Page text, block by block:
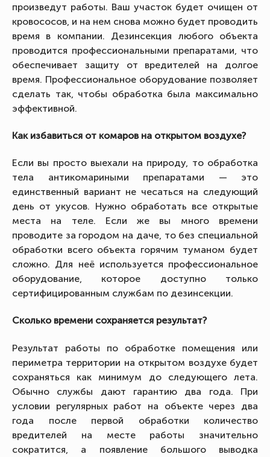
произведут работы. Ваш участок будет очищен от
кровососов, и на нем снова можно будет проводить
время в компании. Дезинсекция любого объекта
проводится профессиональными препаратами, что
обеспечивает защиту от вредителей на долгое
время. Профессиональное оборудование позволяет
сделать так, чтобы обработка была максимально
эффективной.
Как избавиться от комаров на открытом воздухе?
Если вы просто выехали на природу, то обработка
тела антикомариными препаратами — это
единственный вариант не чесаться на следующий
день от укусов. Нужно обработать все открытые
места на теле. Если же вы много времени
проводите за городом на даче, то без специальной
обработки всего объекта горячим туманом будет
сложно. Для неё используется профессиональное
оборудование, которое доступно только
сертифицированным службам по дезинсекции.
Сколько времени сохраняется результат?
Результат работы по обработке помещения или
периметра территории на открытом воздухе будет
сохраняться как минимум до следующего лета.
Обычно службы дают гарантию два года. При
условии регулярных работ на объекте через два
года после первой обработки количество
вредителей на месте работы значительно
сократится, а появление большого выводка